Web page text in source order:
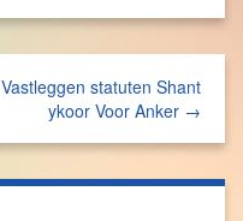
Vastleggen statuten Shant
ykoor Voor Anker →